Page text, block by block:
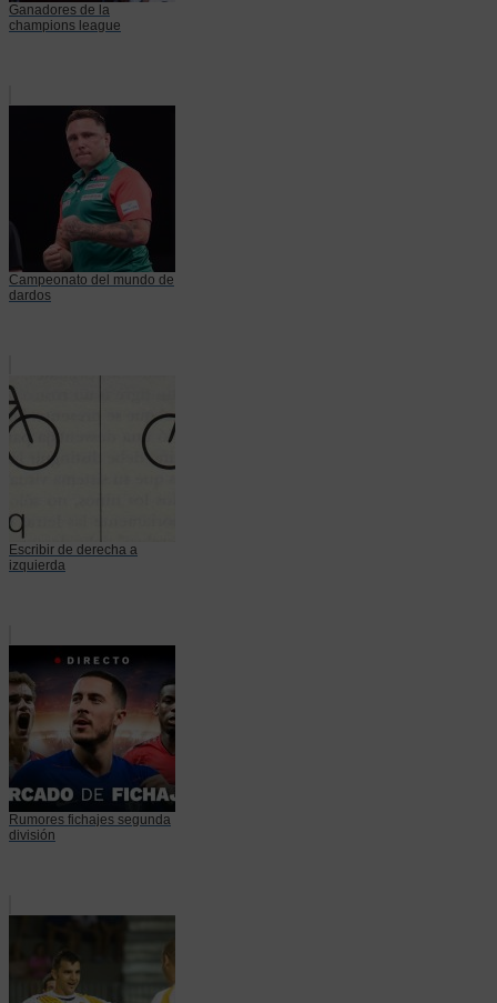
Ganadores de la
champions league
Campeonato del mundo de
dardos
Escribir de derecha a
izquierda
Rumores fichajes segunda
división